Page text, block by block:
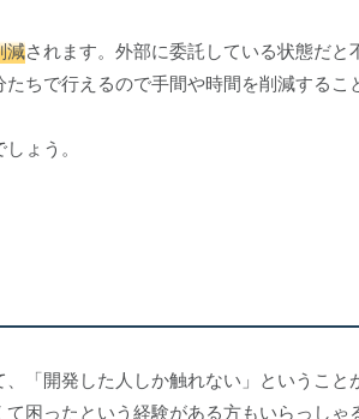
減されます。外部に委託している状態だと
ちで行えるので手間や時間を削減するこ
ょう。
「開発した人しか触れない」ということ
困ったという経験がある方もいらっしゃ